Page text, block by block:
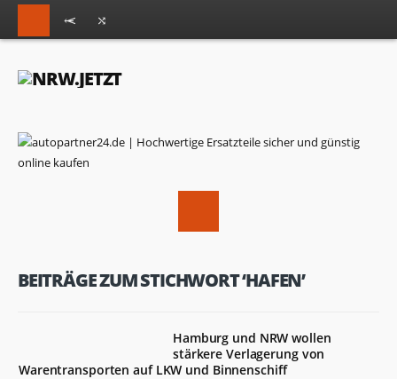
BEITRÄGE ZUM STICHWORT ‘HAFEN’
Hamburg und NRW wollen
stärkere Verlagerung von
Warentransporten auf LKW und Binnenschiff